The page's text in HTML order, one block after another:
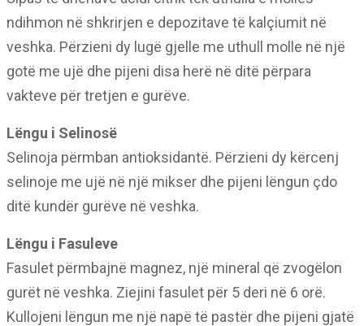
ndihmon në shkrirjen e depozitave të kalçiumit në
veshka. Përzieni dy lugë gjelle me uthull molle në një
gotë me ujë dhe pijeni disa herë në ditë përpara
vakteve për tretjen e gurëve.
Lëngu i Selinosë
Selinoja përmban antioksidantë. Përzieni dy kërcenj
selinoje me ujë në një mikser dhe pijeni lëngun çdo
ditë kundër gurëve në veshka.
Lëngu i Fasuleve
Fasulet përmbajnë magnez, një mineral që zvogëlon
gurët në veshka. Ziejini fasulet për 5 deri në 6 orë.
Kullojeni lëngun me një napë të pastër dhe pijeni gjatë